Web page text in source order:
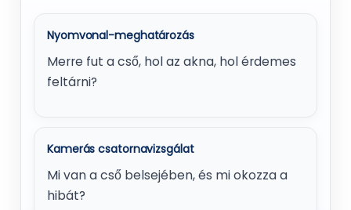
Nyomvonal-meghatározás
Merre fut a cső, hol az akna, hol érdemes
feltárni?
Kamerás csatornavizsgálat
Mi van a cső belsejében, és mi okozza a
hibát?